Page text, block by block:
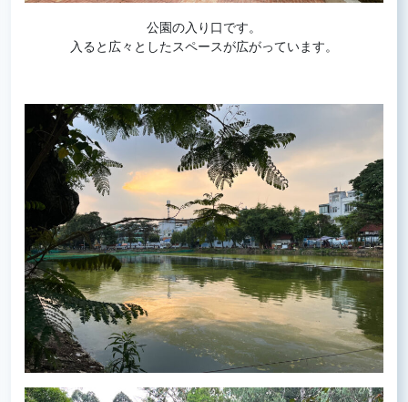
公園の入り口です。
入ると広々としたスペースが広がっています。